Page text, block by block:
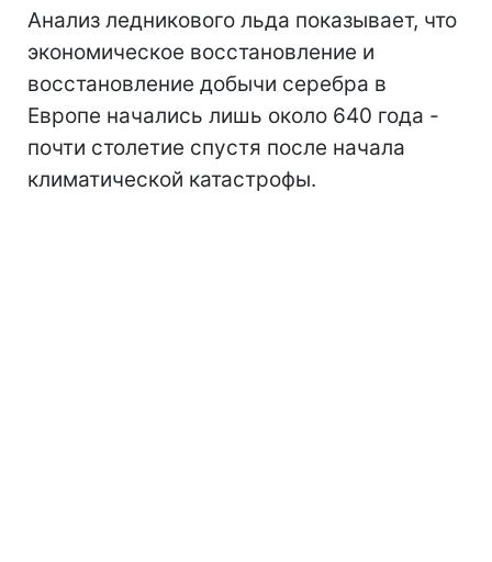
Анализ ледникового льда показывает, что
экономическое восстановление и
восстановление добычи серебра в
Европе начались лишь около 640 года -
почти столетие спустя после начала
климатической катастрофы.